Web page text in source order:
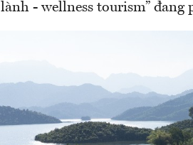
lành - wellness tourism”